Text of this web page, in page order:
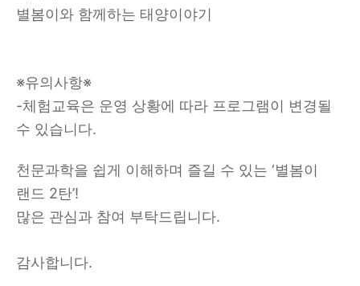
별봄이와 함께하는 태양이야기
※유의사항※
-체험교육은 운영 상황에 따라 프로그램이 변경될
수 있습니다.
천문과학을 쉽게 이해하며 즐길 수 있는 ‘별봄이
랜드 2탄’!
많은 관심과 참여 부탁드립니다.
감사합니다.